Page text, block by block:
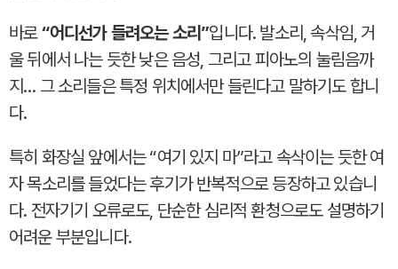
바로“어디선가 들려오는 소리”입니다. 발소리, 속삭임, 거
울 뒤에서 나는 듯한 낮은 음성, 그리고 피아노의 눌림음까
지… 그 소리들은 특정 위치에서만 들린다고 말하기도 합니
다.
특히 화장실 앞에서는 “여기 있지 마”라고 속삭이는 듯한 여
자 목소리를 들었다는 후기가 반복적으로 등장하고 있습니
다. 전자기기 오류로도, 단순한 심리적 환청으로도 설명하기
어려운 부분입니다.